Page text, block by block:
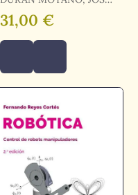
LUIS / DOMINGO PEÑA
, JOAN / MARTINEZ
31,00 €